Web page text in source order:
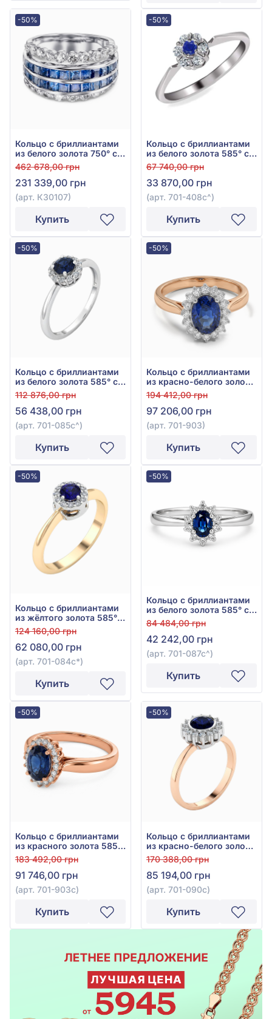
-50%
Кольцо с бриллиантами
из белого золота 750° с
синим сапфиром 2,25ct
и бриллиантом 0,8ct, арт.
К30107
462 678,00 грн
231 339,00 грн
(арт. К30107)
Купить
-50%
Кольцо с бриллиантами
из белого золота 585° с
синим сапфиром 0,04ct
и бриллиантом 0,12ct,
арт. 701-408с
67 740,00 грн
33 870,00 грн
(арт. 701-408с^)
Купить
-50%
Кольцо с бриллиантами
из белого золота 585° с
синим сапфиром 0,45ct
и бриллиантом 0,19ct,
арт. 701-085с
112 876,00 грн
56 438,00 грн
(арт. 701-085с^)
Купить
-50%
Кольцо с бриллиантами
из красно-белого золота
585° с синим сапфиром
1,5ct и бриллиантом
0,18ct, арт. 701-903
194 412,00 грн
97 206,00 грн
(арт. 701-903)
Купить
-50%
Кольцо с бриллиантами
из жёлтого золота 585° с
синим сапфиром 0,3ct и
бриллиантом 0,12ct, арт.
701-084с*
124 160,00 грн
62 080,00 грн
(арт. 701-084с*)
Купить
-50%
Кольцо с бриллиантами
из белого золота 585° с
сапфиром 0,33ct и
бриллиантом 0,14ct, арт.
701-087с
84 484,00 грн
42 242,00 грн
(арт. 701-087с^)
Купить
-50%
Кольцо с бриллиантами
из красного золота 585°
с синим сапфиром 1ct и
бриллиантом 0,21ct, арт.
701-903с
183 492,00 грн
91 746,00 грн
(арт. 701-903с)
Купить
-50%
Кольцо с бриллиантами
из красно-белого золота
585° с синим сапфиром
0,87ct и бриллиантом
0,27ct, арт. 701-090с
170 388,00 грн
85 194,00 грн
(арт. 701-090с)
Купить